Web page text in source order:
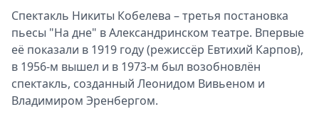
Спектакль Никиты Кобелева – третья постановка
пьесы "На дне" в Александринском театре. Впервые
её показали в 1919 году (режиссёр Евтихий Карпов),
в 1956-м вышел и в 1973-м был возобновлён
спектакль, созданный Леонидом Вивьеном и
Владимиром Эренбергом.